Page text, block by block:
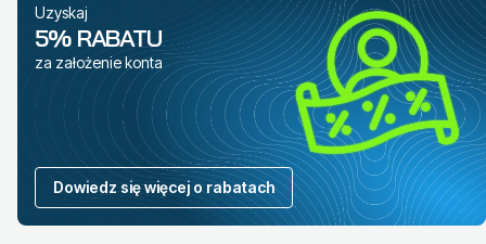
Uzyskaj
5% RABATU
za założenie konta
Dowiedz się więcej o rabatach